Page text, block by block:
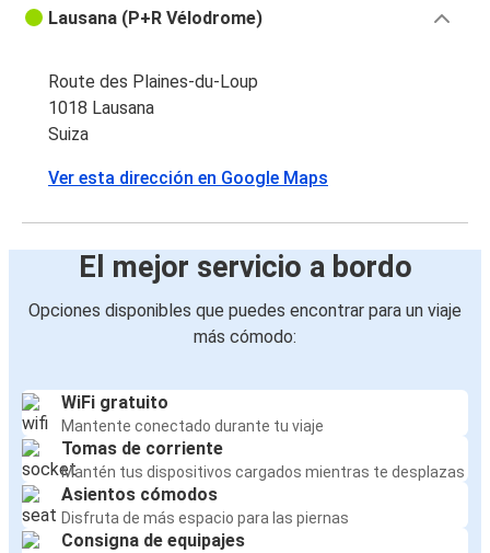
Lausana (P+R Vélodrome)
Route des Plaines-du-Loup
1018 Lausana
Suiza
Ver esta dirección en Google Maps
El mejor servicio a bordo
Opciones disponibles que puedes encontrar para un viaje
más cómodo:
WiFi gratuito
Mantente conectado durante tu viaje
Tomas de corriente
Mantén tus dispositivos cargados mientras te desplazas
Asientos cómodos
Disfruta de más espacio para las piernas
Consigna de equipajes